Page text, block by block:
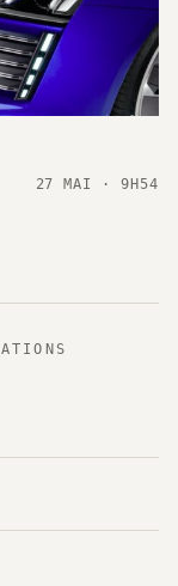
27 MAI · 9H54